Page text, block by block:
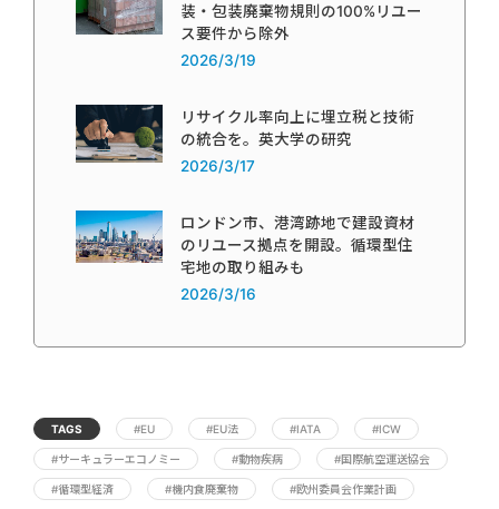
装・包装廃棄物規則の100%リユー
ス要件から除外
2026/3/19
リサイクル率向上に埋立税と技術
の統合を。英大学の研究
2026/3/17
ロンドン市、港湾跡地で建設資材
のリユース拠点を開設。循環型住
宅地の取り組みも
2026/3/16
TAGS #EU #EU法 #IATA #ICW
#サーキュラーエコノミー #動物疾病 #国際航空運送協会
#循環型経済 #機内食廃棄物 #欧州委員会作業計画